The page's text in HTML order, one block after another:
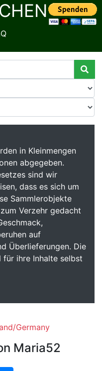
in Kleinmengen
abgegeben.
sind wir
dass es sich um
Sammlerobjekte
Verzehr gedacht
auf
Überlieferungen. Die
für ihre Inhalte selbst
Germany
Maria52